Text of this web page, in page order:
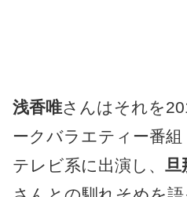
浅香唯さんはそれを
ークバラエティー番
テレビ系に出演し、 旦